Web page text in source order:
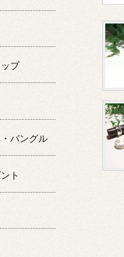
プ
バングル
ト